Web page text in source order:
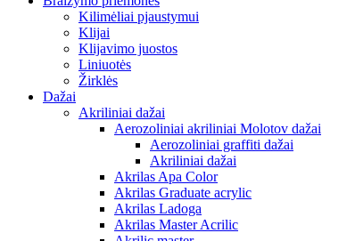
Kilimėliai pjaustymui
Klijai
Klijavimo juostos
Liniuotės
Žirklės
Dažai
Akriliniai dažai
Aerozoliniai akriliniai Molotov dažai
Aerozoliniai graffiti dažai
Akriliniai dažai
Akrilas Apa Color
Akrilas Graduate acrylic
Akrilas Ladoga
Akrilas Master Acrilic